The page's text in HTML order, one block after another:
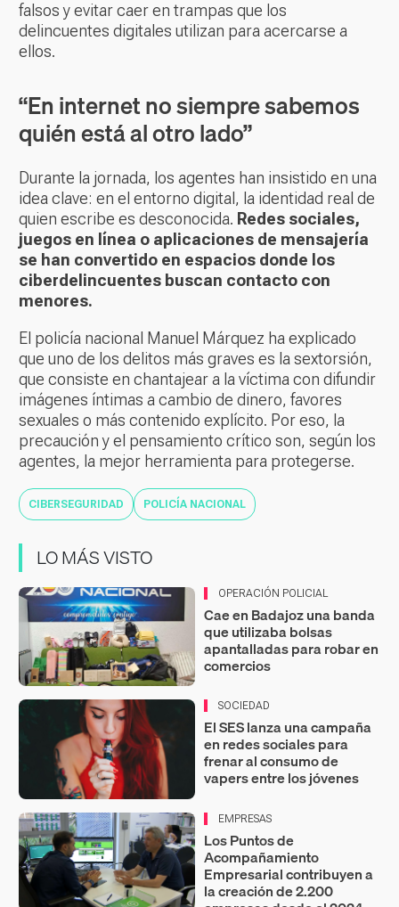
falsos y evitar caer en trampas que los
delincuentes digitales utilizan para acercarse a
ellos.
“En internet no siempre sabemos
quién está al otro lado”
Durante la jornada, los agentes han insistido en una
idea clave: en el entorno digital, la identidad real de
quien escribe es desconocida. Redes sociales,
juegos en línea o aplicaciones de mensajería
se han convertido en espacios donde los
ciberdelincuentes buscan contacto con
menores.
El policía nacional Manuel Márquez ha explicado
que uno de los delitos más graves es la sextorsión,
que consiste en chantajear a la víctima con difundir
imágenes íntimas a cambio de dinero, favores
sexuales o más contenido explícito. Por eso, la
precaución y el pensamiento crítico son, según los
agentes, la mejor herramienta para protegerse.
CIBERSEGURIDAD POLICÍA NACIONAL
LO MÁS VISTO
OPERACIÓN POLICIAL
Cae en Badajoz una banda
que utilizaba bolsas
apantalladas para robar en
comercios
SOCIEDAD
El SES lanza una campaña
en redes sociales para
frenar al consumo de
vapers entre los jóvenes
EMPRESAS
Los Puntos de
Acompañamiento
Empresarial contribuyen a
la creación de 2.200